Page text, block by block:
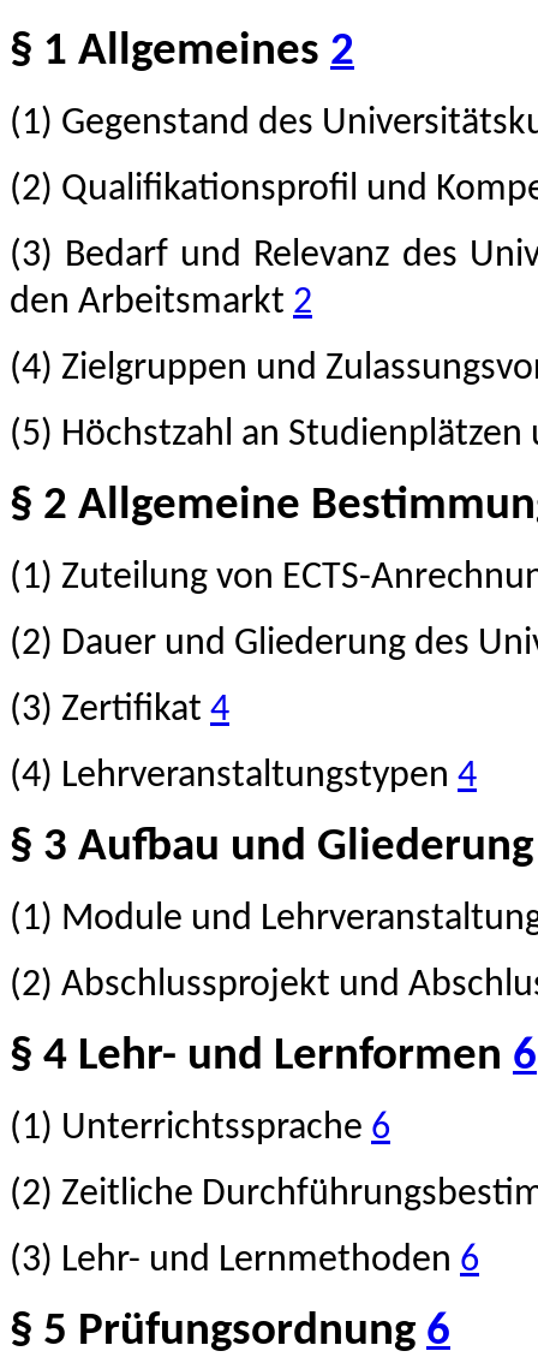
§ 1 Allgemeines 2
(1) Gegenstand des
(2) Qualifikationsprofil und
(3) Bedarf und Relevanz des
den Arbeitsmarkt 2
(4) Zielgruppen und
(5) Höchstzahl an
§ 2 Allgemeine
(1) Zuteilung von ECTS-
(2) Dauer und Gliederung des
(3) Zertifikat 4
(4) Lehrveranstaltungstypen 4
§ 3 Aufbau und
(1) Module und
(2) Abschlussprojekt und
§ 4 Lehr- und Lernformen 6
(1) Unterrichtssprache 6
(2) Zeitliche
(3) Lehr- und Lernmethoden 6
§ 5 Prüfungsordnung 6